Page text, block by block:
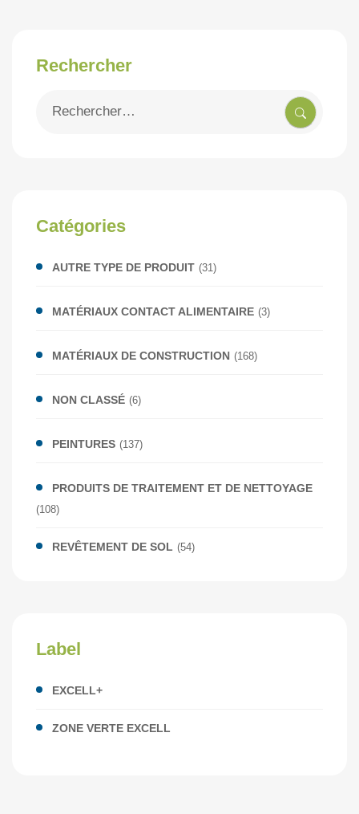
Rechercher
Catégories
AUTRE TYPE DE PRODUIT (31)
MATÉRIAUX CONTACT ALIMENTAIRE (3)
MATÉRIAUX DE CONSTRUCTION (168)
NON CLASSÉ (6)
PEINTURES (137)
PRODUITS DE TRAITEMENT ET DE NETTOYAGE
(108)
REVÊTEMENT DE SOL (54)
Label
EXCELL+
ZONE VERTE EXCELL